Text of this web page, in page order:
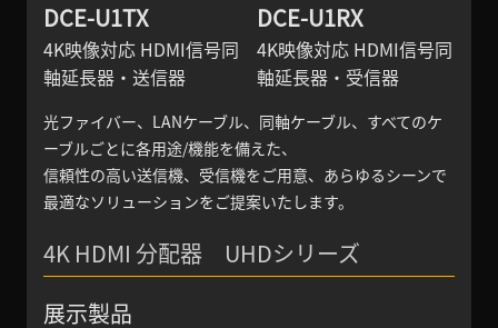
DCE-U1TX
4K映像対応 HDMI信号同
軸延長器・送信器
DCE-U1RX
4K映像対応 HDMI信号同
軸延長器・受信器
光ファイバー、LANケーブル、同軸ケーブル、すべてのケ
ーブルごとに各用途/機能を備えた、
信頼性の高い送信機、受信機をご用意、あらゆるシーンで
最適なソリューションをご提案いたします。
4K HDMI 分配器 UHDシリーズ
展示製品